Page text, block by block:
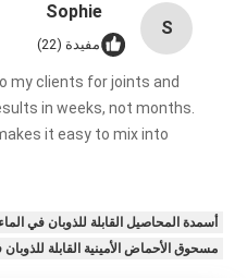
S
Sophie
مفيدة (22)
my clients for joints and
in weeks, not months.
it easy to mix into
أسمدة المحاصيل القابلة للذوبان في الماء
مسحوق الأحماض الأمينية القابلة للذوبان